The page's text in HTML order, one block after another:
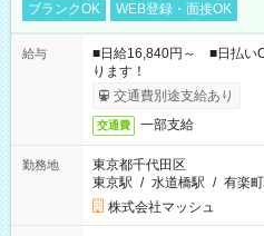
ブランクOK
WEB登録・面接OK
給与
■日給16,840円～ ■日払い
ります！
交通費別途支給あり
交通費 一部支給
勤務地
東京都千代田区
東京駅 / 水道橋駅 / 有楽
株式会社マッシュ